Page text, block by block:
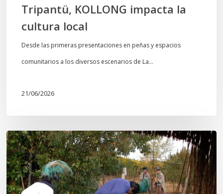
Tripantü, KOLLONG impacta la
cultura local
Desde las primeras presentaciones en peñas y espacios
comunitarios a los diversos escenarios de La…
21/06/2026
Conmemoración
del
Wiñoy
Tripantü